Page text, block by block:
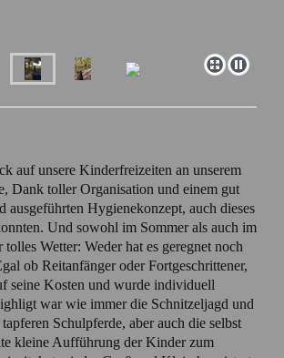
auf unsere Kinderfreizeiten an unserem
Dank toller Organisation und einem gut
ausgeführten Hygienekonzept, auch dieses
Und sowohl im Sommer als auch im
Wetter: Weder hat es geregnet noch
ob Reitanfänger oder Fortgeschrittener,
seine Kosten und wurde individuell
war wie immer die Schnitzeljagd und
Schulpferde, aber auch die selbst
kleine Aufführung der Kinder zum